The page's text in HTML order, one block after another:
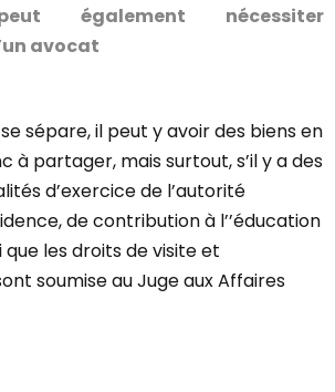
également nécessiter
avocat
sépare, il peut y avoir des biens en
à partager, mais surtout, s’il y a des
d’exercice de l’autorité
de contribution à l’’éducation
que les droits de visite et
soumise au Juge aux Affaires